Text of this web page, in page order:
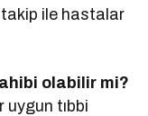
takip ile hastalar
olabilir mi?
uygun tıbbi